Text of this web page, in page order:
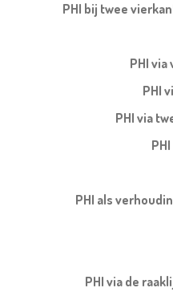
PHI bij twee
PHI
PHI
PHI via
PHI als
PHI via de